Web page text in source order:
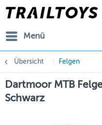
Menü
Übersicht Felgen
Dartmoor MTB
Schwarz